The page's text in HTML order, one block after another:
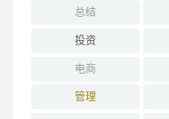
总结
投资
电商
管理